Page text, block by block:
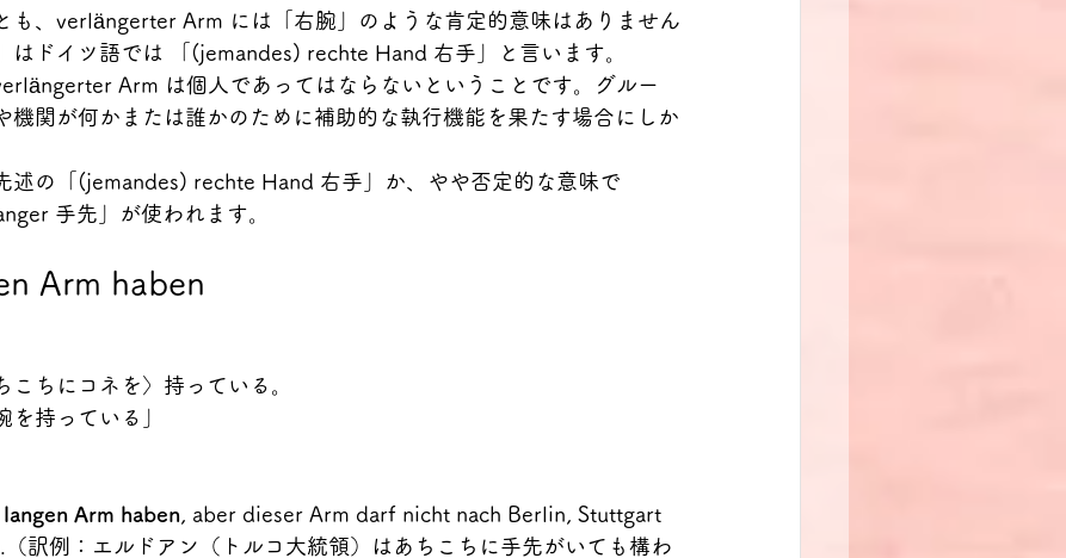
も、verlängerter Arm には「右腕」のような肯定的意味はありません
はドイツ語では 「(jemandes) rechte Hand 右手」と言います。
Arm は個人であってはならないということです。グルー
機関が何かまたは誰かのために補助的な執行機能を果たす場合にしか
述の「(jemandes) rechte Hand 右手」か、やや否定的な意味で
手先」が使われます。
Arm haben
こちにコネを〉持っている。
を持っている」
Arm haben , aber dieser Arm darf nicht nach Berlin, Stuttgart
訳例：エルドアン（トルコ大統領）はあちこちに手先がいても構わ